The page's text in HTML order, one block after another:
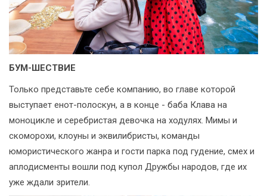
БУМ-ШЕСТВИЕ
Только представьте себе компанию, во главе которой
выступает енот-полоскун, а в конце - баба Клава на
моноцикле и серебристая девочка на ходулях. Мимы и
скоморохи, клоуны и эквилибристы, команды
юмористического жанра и гости парка под гудение, смех и
аплодисменты вошли под купол Дружбы народов, где их
уже ждали зрители.